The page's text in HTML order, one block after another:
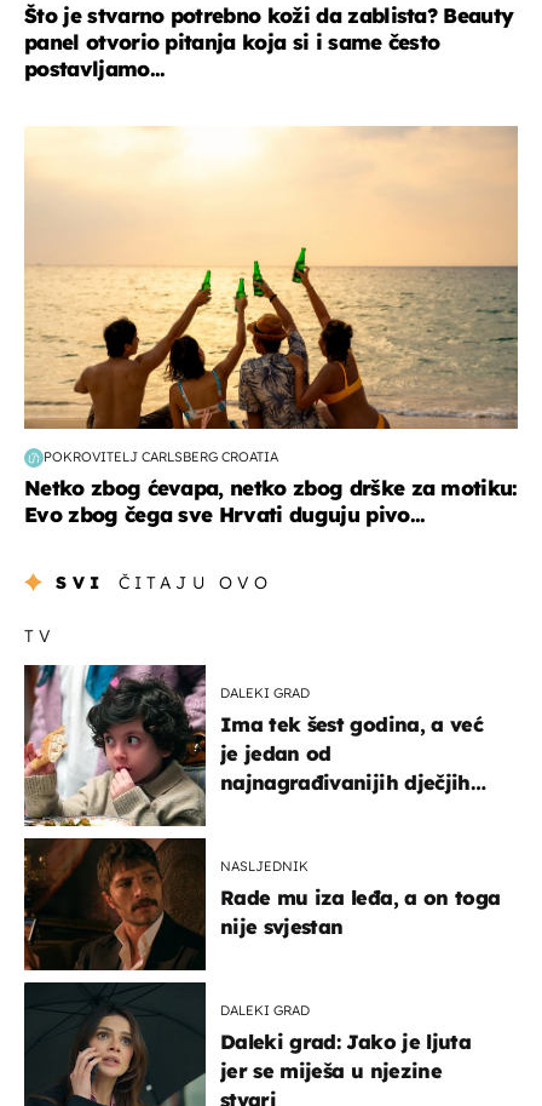
Što je stvarno potrebno koži da zablista? Beauty
panel otvorio pitanja koja si i same često
postavljamo...
POKROVITELJ CARLSBERG CROATIA
Netko zbog ćevapa, netko zbog drške za motiku:
Evo zbog čega sve Hrvati duguju pivo...
SVI ČITAJU OVO
TV
DALEKI GRAD
Ima tek šest godina, a već
je jedan od
najnagrađivanijih dječjih
NASLJEDNIK
Rade mu iza leđa, a on toga
nije svjestan
DALEKI GRAD
Daleki grad: Jako je ljuta
jer se miješa u njezine
stvari